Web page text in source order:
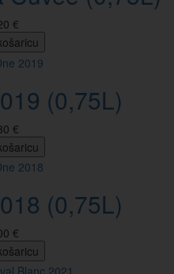
€
(0,75L)
€
(0,75L)
€